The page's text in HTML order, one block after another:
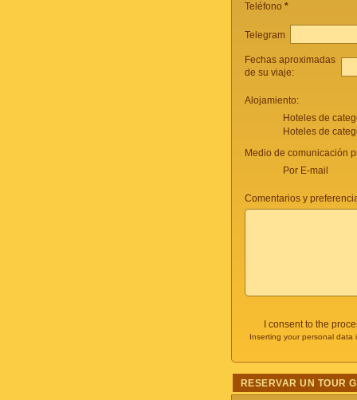
Teléfono *
Telegram
Fechas aproximadas
de su viaje:
Alojamiento:
Hoteles de
Hoteles de
Medio de comunicación
Por E-mail
Comentarios y
I consent to the
Inserting your personal
RESERVAR UN TOUR